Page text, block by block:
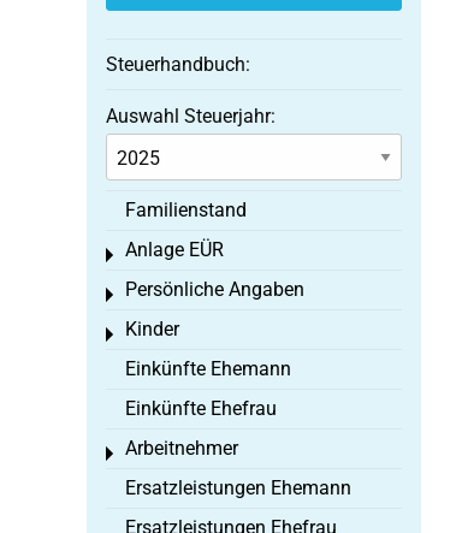
Steuerhandbuch:
Auswahl Steuerjahr:
Familienstand
Anlage EÜR
Toggle menu
Persönliche Angaben
Toggle menu
Kinder
Toggle menu
Einkünfte Ehemann
Einkünfte Ehefrau
Arbeitnehmer
Toggle menu
Ersatzleistungen Ehemann
Ersatzleistungen Ehefrau